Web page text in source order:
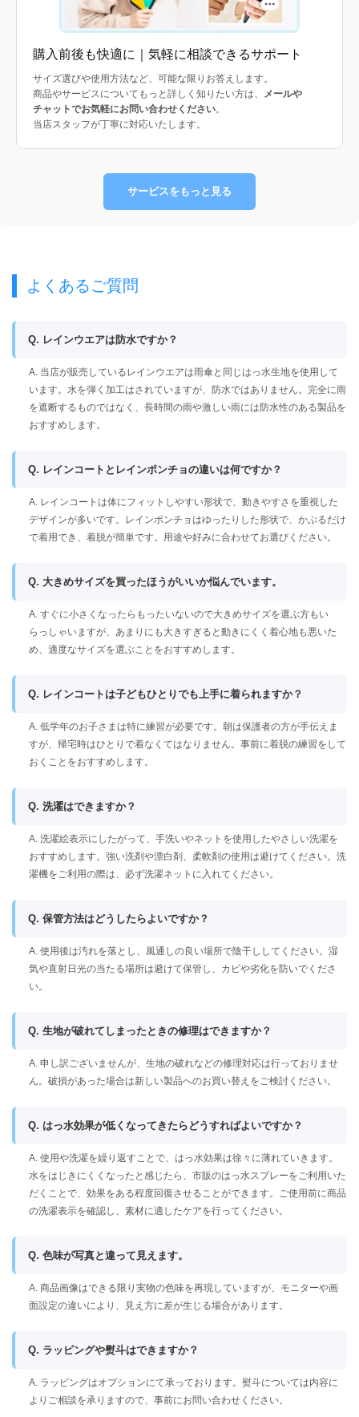
購入前後も快適に｜気軽に相談できるサポート
サイズ選びや使用方法など、可能な限りお答えします。
商品やサービスについてもっと詳しく知りたい方は、
メールや
チャットでお気軽にお問い合わせください。
当店スタッフが丁寧に対応いたします。
サービスをもっと見る
よくあるご質問
Q. レインウエアは防水ですか？
A. 当店が販売しているレインウエアは雨傘と同じはっ水生地を使用して
います。水を弾く加工はされていますが、防水ではありません。完全に雨
を遮断するものではなく、長時間の雨や激しい雨には防水性のある製品を
おすすめします。
Q. レインコートとレインポンチョの違いは何ですか？
A. レインコートは体にフィットしやすい形状で、動きやすさを重視した
デザインが多いです。レインポンチョはゆったりした形状で、かぶるだけ
で着用でき、着脱が簡単です。用途や好みに合わせてお選びください。
Q. 大きめサイズを買ったほうがいいか悩んでいます。
A. すぐに小さくなったらもったいないので大きめサイズを選ぶ方もい
らっしゃいますが、あまりにも大きすぎると動きにくく着心地も悪いた
め、適度なサイズを選ぶことをおすすめします。
Q. レインコートは子どもひとりでも上手に着られますか？
A. 低学年のお子さまは特に練習が必要です。朝は保護者の方が手伝えま
すが、帰宅時はひとりで着なくてはなりません。事前に着脱の練習をして
おくことをおすすめします。
Q. 洗濯はできますか？
A. 洗濯絵表示にしたがって、手洗いやネットを使用したやさしい洗濯を
おすすめします。強い洗剤や漂白剤、柔軟剤の使用は避けてください。洗
濯機をご利用の際は、必ず洗濯ネットに入れてください。
Q. 保管方法はどうしたらよいですか？
A. 使用後は汚れを落とし、風通しの良い場所で陰干ししてください。湿
気や直射日光の当たる場所は避けて保管し、カビや劣化を防いでくださ
い。
Q. 生地が破れてしまったときの修理はできますか？
A. 申し訳ございませんが、生地の破れなどの修理対応は行っておりませ
ん。破損があった場合は新しい製品へのお買い替えをご検討ください。
Q. はっ水効果が低くなってきたらどうすればよいですか？
A. 使用や洗濯を繰り返すことで、はっ水効果は徐々に薄れていきます。
水をはじきにくくなったと感じたら、市販のはっ水スプレーをご利用いた
だくことで、効果をある程度回復させることができます。ご使用前に商品
の洗濯表示を確認し、素材に適したケアを行ってください。
Q. 色味が写真と違って見えます。
A. 商品画像はできる限り実物の色味を再現していますが、モニターや画
面設定の違いにより、見え方に差が生じる場合があります。
Q. ラッピングや熨斗はできますか？
A. ラッピングはオプションにて承っております。熨斗については内容に
よりご相談を承りますので、事前にお問い合わせください。